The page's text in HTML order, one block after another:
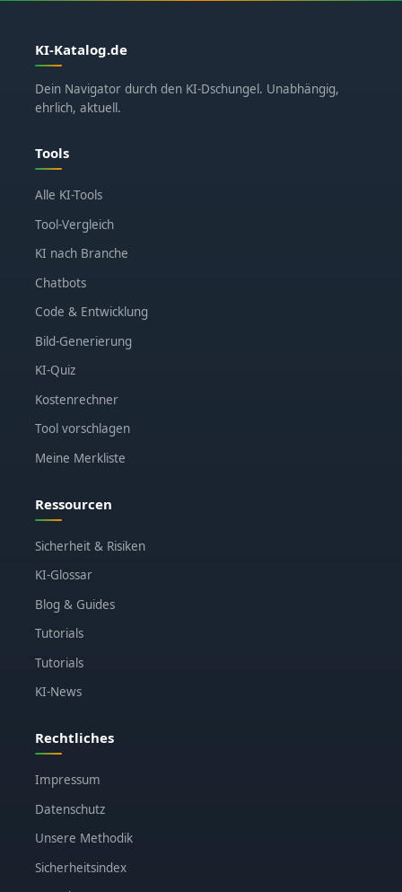
KI-Katalog.de
Dein Navigator durch den KI-Dschungel. Unabhängig,
ehrlich, aktuell.
Tools
Alle KI-Tools
Tool-Vergleich
KI nach Branche
Chatbots
Code & Entwicklung
Bild-Generierung
KI-Quiz
Kostenrechner
Tool vorschlagen
Meine Merkliste
Ressourcen
Sicherheit & Risiken
KI-Glossar
Blog & Guides
Tutorials
Tutorials
KI-News
Rechtliches
Impressum
Datenschutz
Unsere Methodik
Sicherheitsindex